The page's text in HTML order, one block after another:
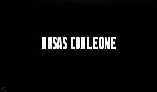
ROSAS CORLEONE